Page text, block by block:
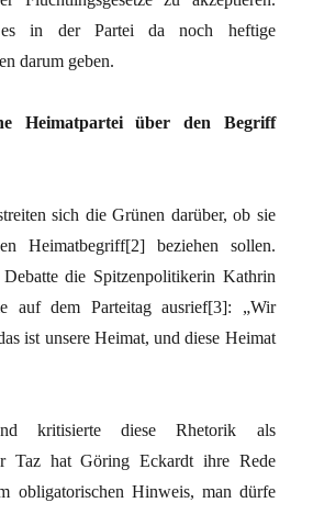
in der Partei da noch heftige
darum geben.
Heimatpartei über den Begriff
sich die Grünen darüber, ob sie
Heimatbegriff[2] beziehen sollen.
die Spitzenpolitikerin Kathrin
auf dem Parteitag ausrief[3]: „Wir
ist unsere Heimat, und diese Heimat
kritisierte diese Rhetorik als
Taz hat Göring Eckardt ihre Rede
obligatorischen Hinweis, man dürfe